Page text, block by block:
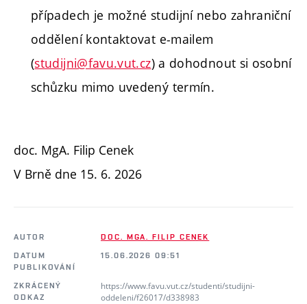
případech je možné studijní nebo zahraniční
oddělení kontaktovat e-mailem
(studijni@favu.vut.cz) a dohodnout si osobní
schůzku mimo uvedený termín.
doc. MgA. Filip Cenek
V Brně dne 15. 6. 2026
AUTOR
DOC. MGA. FILIP CENEK
DATUM
PUBLIKOVÁNÍ
15.06.2026 09:51
ZKRÁCENÝ
ODKAZ
https://www.favu.vut.cz/studenti/studijni-
oddeleni/f26017/d338983